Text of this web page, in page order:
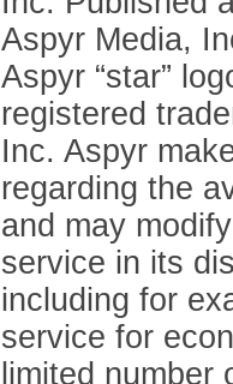
Aspyr Media,
Aspyr “star”
registered
Inc. Aspyr
regarding the
and may
service in its
including for
service for
limited number